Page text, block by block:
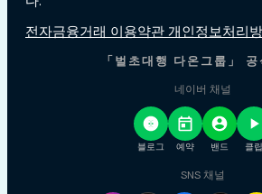
전자금융거래 이용약관 개인정보처리
「벌초대행 다온그룹」
네이버 채널
블로그 예약 밴드 클립
SNS 채널